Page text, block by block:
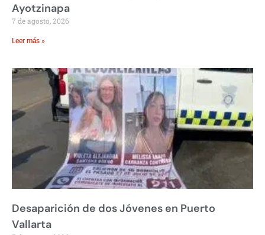
Ayotzinapa
7 de agosto, 2026
Leer más »
Desaparición de dos Jóvenes en Puerto
Vallarta